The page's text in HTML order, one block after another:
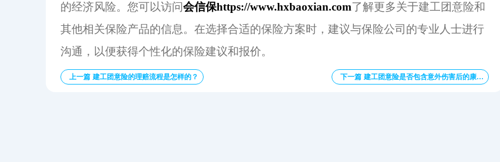
的经济风险。您可以访问会信保https://www.hxbaoxian.com了解更多关于建工团意险和
其他相关保险产品的信息。在选择合适的保险方案时，建议与保险公司的专业人士进行
沟通，以便获得个性化的保险建议和报价。
上一篇 建工团意险的理赔流程是怎样的？ 下一篇 建工团意险是否包含意外伤害后的康复费用？